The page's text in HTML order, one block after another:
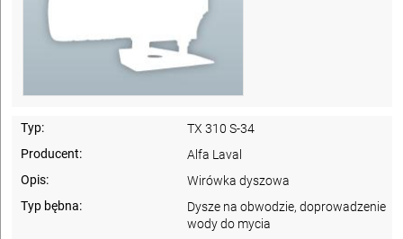
Typ:
TX 310 S-34
Producent:
Alfa Laval
Opis:
Wirówka dyszowa
Typ bębna:
Dysze na obwodzie, doprowadzenie
wody do mycia